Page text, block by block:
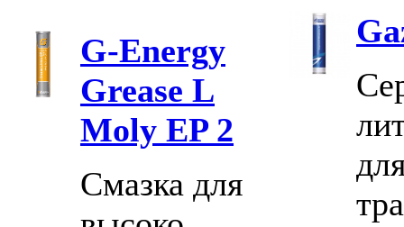
G-Energy
Grease L
Moly EP 2
Смазка для